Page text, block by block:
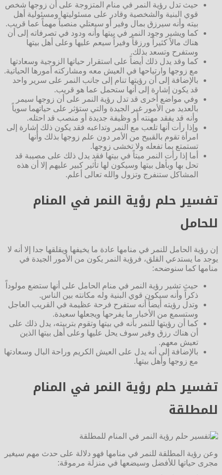
حيث تدل رؤية النمر في منام المتزوجة على أن زوجها شخص
قوي البنية والشخصية وقادر على مسئوليتها ومسئولية أهل
بيته وأنه سيرزق بمال وفير أو سيعتلي منصباً مهماً عما قريب.
كما ويشير وجود النمر في بيتها وأنه ودود في تصرفاته إلى أن
هناك مالاً كثيراً ورزقاً وفيراً سيعم عليها وعلى أهل بيتها
وستفرح وتسعد بذلك.
كما وقد يدل ذلك أيضاً على استقرار حياتها الزوجية وسعادتها
مع زوجها وارتياحها في العيش معه ومشاركته أمورها الحياتية.
بالإضافة إلى أن رؤيتها تنام إلى جانب النمر على سرير واحد
قد يكون إشارة إلى أنها ستحمل عما هو قريب.
وفي مواضع أخرى قد تدل رؤية النمر على أن زوجها سيمر
بالعديد من الأمور غير الجيدة والتي ستؤثر على حياتهما سوياً
وأنه قد يفقد مهنته أو وظيفة جديدة أو منصب قد احتله.
وإذا رأت أنها تلعب مع النمر وتداعبه فقد يكون ذلك إشارة إلى
امرأة تقوم بالقبيح من الأمر دون علم زوجها بذلك وأنها
تستمتع بما تفعله ولا تخشى زوجها.
أما إذا رأت النمر ميتاً في بيتها فقد يدل ذلك على مصيبة قد
تحل بها وبأهل بيتها وسيكون لها تأثير كبير عليهم إلا أن هذه
المشاكل ستنفرج وتزول والله تعالى أعلم.
تفسير حلم رؤية النمر في المنام
للحامل
إن رؤية الحامل للنمر في منامها عادة ما يخيفها ويقلقها جدا إلا أنه لا
يوجد ما يستدعي القلق، فرؤية النمر يكون من الأمور الجيدة في
منامها كما سنوضحه:
حيث تشير رؤية النمر في منام الحامل على أنها ستضع مولوداً
ذكراً وأنه سيكون قوي البنية وله مكانته بين الناس.
وتدل رؤيته أيضاً أنه ستفرح فرحة عظيمة في القريب العاجل
وستسمع من الأخبار ما يفرحها ويجعلها سعيدة.
كما أن رؤيتها للنمر بأنه في بيتها وتقوم بتربيته، يدل ذلك على
أن هناك رزق وفير سوف يحل عليها وعلى أهل بيتها الذين
تعيش معهم.
بالإضافة إلى أنه يدل على العيش الكريم وراحة البال وسعادتها
مع زوجها وأهل بيتها.
تفسير حلم رؤية النمر في المنام
للمطلقة
وعن رؤية المطلقة للنمر في منامها فهو دلالة على حدث مهم سيغير
مجرى حياتها للأفضل وسيضعها في منزلة مرموقة: